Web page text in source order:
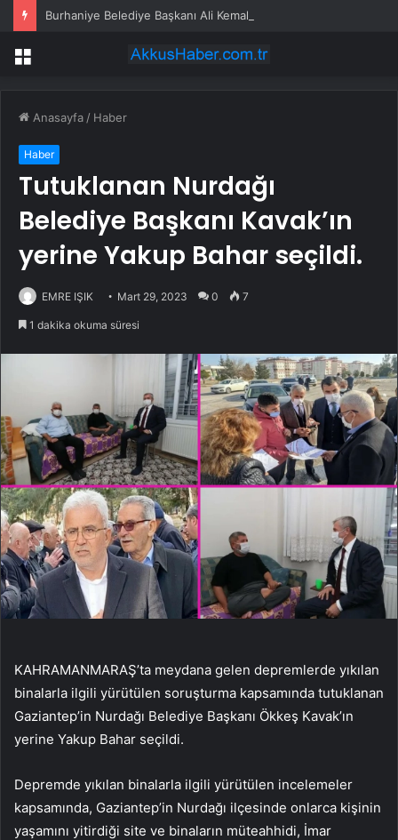
Menü
Anasayfa / Haber
Haber
Tutuklanan Nurdağı
Belediye Başkanı Kavak’ın
yerine Yakup Bahar seçildi.
EMRE IŞIK Mart 29, 2023 0 7
1 dakika okuma süresi
KAHRAMANMARAŞ’ta meydana gelen depremlerde yıkılan
binalarla ilgili yürütülen soruşturma kapsamında tutuklanan
Gaziantep’in Nurdağı Belediye Başkanı Ökkeş Kavak’ın
yerine Yakup Bahar seçildi.
Depremde yıkılan binalarla ilgili yürütülen incelemeler
kapsamında, Gaziantep’in Nurdağı ilçesinde onlarca kişinin
yaşamını yitirdiği site ve binaların müteahhidi, İmar